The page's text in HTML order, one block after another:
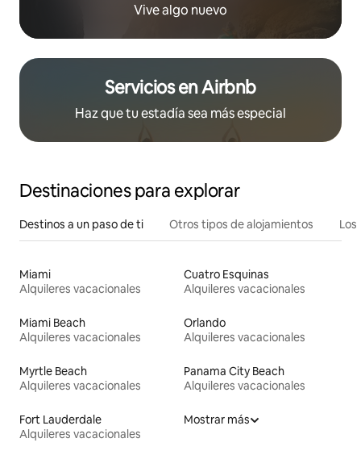
Vive algo nuevo
Servicios en Airbnb
Haz que tu estadía sea más especial
Destinaciones para explorar
Destinos a un paso de ti Otros tipos de alojamientos
Miami
Alquileres vacacionales
Cuatro Esquinas
Alquileres vacacionales
Miami Beach
Alquileres vacacionales
Orlando
Alquileres vacacionales
Myrtle Beach
Alquileres vacacionales
Panama City Beach
Alquileres vacacionales
Fort Lauderdale
Alquileres vacacionales
Mostrar más